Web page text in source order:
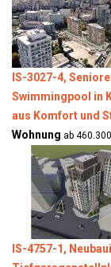
IS-3027-4,
Swimmingpool in
aus Komfort und
Wohnung ab
IS-4757-1,